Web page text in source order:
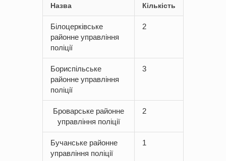
Назва Кількість
Білоцерківське
районне управління
поліції
2
Бориспільське
районне управління
поліції
3
Броварське районне
управління поліції
2
Бучанське районне
управління поліції
1